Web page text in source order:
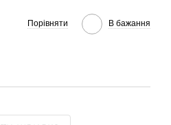
Порівняти В бажання